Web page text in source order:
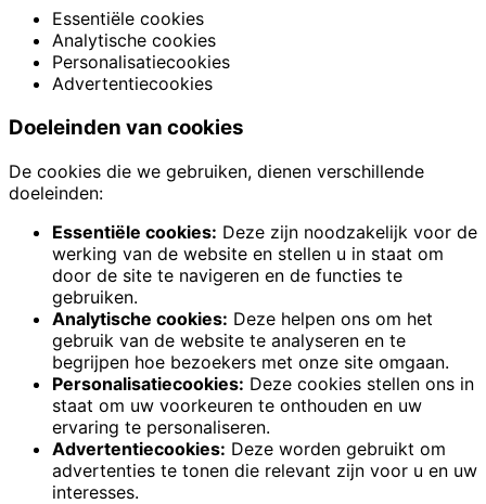
Essentiële cookies
Analytische cookies
Personalisatiecookies
Advertentiecookies
Doeleinden van cookies
De cookies die we gebruiken, dienen verschillende
doeleinden:
Essentiële cookies: Deze zijn noodzakelijk voor de
werking van de website en stellen u in staat om
door de site te navigeren en de functies te
gebruiken.
Analytische cookies: Deze helpen ons om het
gebruik van de website te analyseren en te
begrijpen hoe bezoekers met onze site omgaan.
Personalisatiecookies: Deze cookies stellen ons in
staat om uw voorkeuren te onthouden en uw
ervaring te personaliseren.
Advertentiecookies: Deze worden gebruikt om
advertenties te tonen die relevant zijn voor u en uw
interesses.